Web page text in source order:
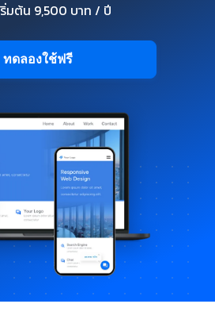
ริ่มต้น 9,500 บาท / ปี
ทดลองใช้ฟรี